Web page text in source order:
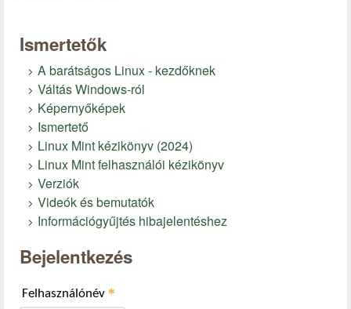
Ismertetők
A barátságos Linux - kezdőknek
Váltás Windows-ról
Képernyőképek
Ismertető
Linux Mint kézikönyv (2024)
Linux Mint felhasználói kézikönyv
Verziók
Videók és bemutatók
Információgyűjtés hibajelentéshez
Bejelentkezés
Felhasználónév *